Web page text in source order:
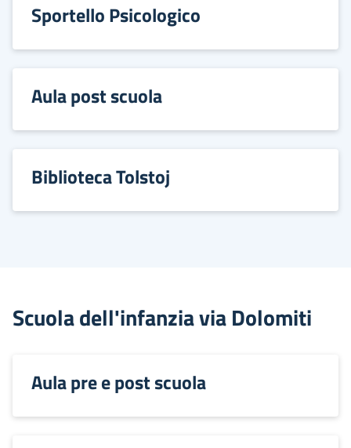
Sportello Psicologico
Aula post scuola
Biblioteca Tolstoj
Scuola dell'infanzia via Dolomiti
Aula pre e post scuola